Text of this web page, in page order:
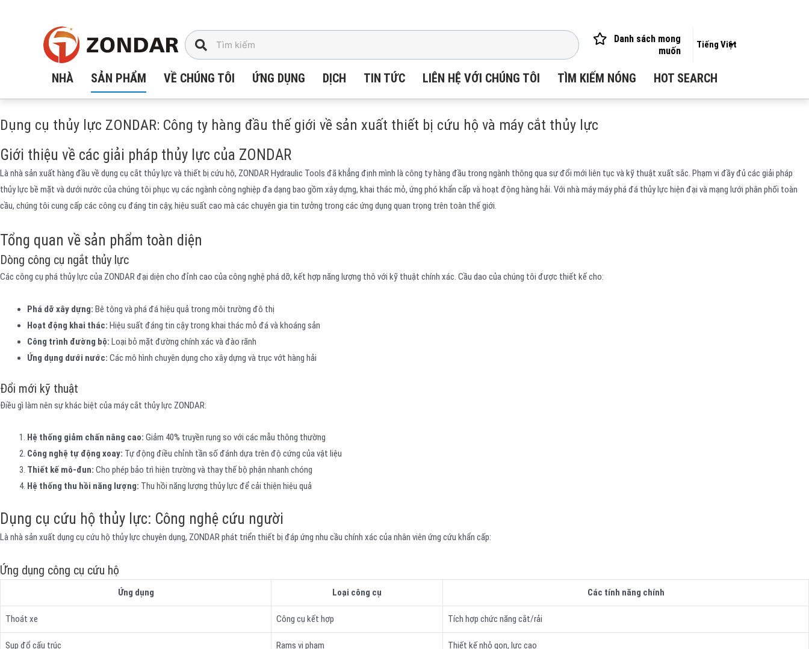
Danh sách mong
muốn
Tiếng Việt
NHÀ SẢN PHẨM VỀ CHÚNG TÔI ỨNG DỤNG DỊCH TIN TỨC LIÊN HỆ VỚI CHÚNG TÔI TÌM KIẾM NÓNG HOT SEARCH
Dụng cụ thủy lực ZONDAR: Công ty hàng đầu thế giới về sản xuất thiết bị cứu hộ và máy cắt thủy lực
Giới thiệu về các giải pháp thủy lực của ZONDAR
Là nhà sản xuất hàng đầu về dụng cụ cắt thủy lực và thiết bị cứu hộ, ZONDAR Hydraulic Tools đã khẳng định mình là công ty hàng đầu trong ngành thông qua sự đổi mới liên tục và kỹ thuật xuất sắc. Phạm vi đầy đủ các giải pháp
thủy lực bề mặt và dưới nước của chúng tôi phục vụ các ngành công nghiệp đa dạng bao gồm xây dựng, khai thác mỏ, ứng phó khẩn cấp và hoạt động hàng hải. Với nhà máy máy phá đá thủy lực hiện đại và mạng lưới phân phối toàn
cầu, chúng tôi cung cấp các công cụ đáng tin cậy, hiệu suất cao mà các chuyên gia tin tưởng trong các ứng dụng quan trọng trên toàn thế giới.
Tổng quan về sản phẩm toàn diện
Dòng công cụ ngắt thủy lực
Các công cụ phá thủy lực của ZONDAR đại diện cho đỉnh cao của công nghệ phá dỡ, kết hợp năng lượng thô với kỹ thuật chính xác. Cầu dao của chúng tôi được thiết kế cho:
Phá dỡ xây dựng: Bê tông và phá đá hiệu quả trong môi trường đô thị
Hoạt động khai thác: Hiệu suất đáng tin cậy trong khai thác mỏ đá và khoáng sản
Công trình đường bộ: Loại bỏ mặt đường chính xác và đào rãnh
Ứng dụng dưới nước: Các mô hình chuyên dụng cho xây dựng và trục vớt hàng hải
Đổi mới kỹ thuật
Điều gì làm nên sự khác biệt của máy cắt thủy lực ZONDAR:
Hệ thống giảm chấn nâng cao: Giảm 40% truyền rung so với các mẫu thông thường
Công nghệ tự động xoay: Tự động điều chỉnh tần số đánh dựa trên độ cứng của vật liệu
Thiết kế mô-đun: Cho phép bảo trì hiện trường và thay thế bộ phận nhanh chóng
Hệ thống thu hồi năng lượng: Thu hồi năng lượng thủy lực để cải thiện hiệu quả
Dụng cụ cứu hộ thủy lực: Công nghệ cứu người
Là nhà sản xuất dụng cụ cứu hộ thủy lực chuyên dụng, ZONDAR phát triển thiết bị đáp ứng nhu cầu chính xác của nhân viên ứng cứu khẩn cấp:
Ứng dụng công cụ cứu hộ
Ứng dụng Loại công cụ Các tính năng chính
Thoát xe Công cụ kết hợp Tích hợp chức năng cắt/rải
Sụp đổ cấu trúc Rams vi phạm Thiết kế nhỏ gọn, lực cao